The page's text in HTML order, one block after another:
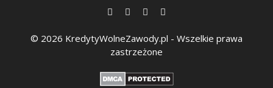
© 2026 KredytyWolneZawody.pl - Wszelkie prawa
zastrzeżone